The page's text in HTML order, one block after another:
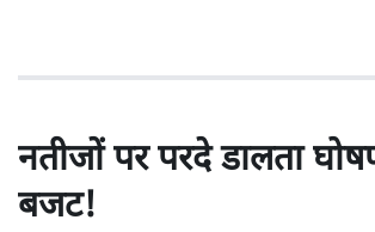
नतीजों पर परदे डालता
बजट!